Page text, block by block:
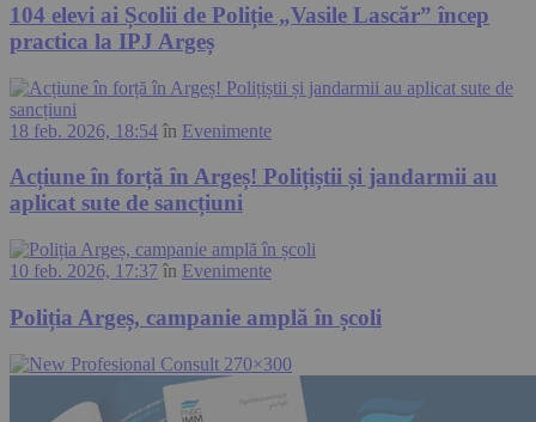
104 elevi ai Școlii de Poliție „Vasile Lascăr” încep
practica la IPJ Argeș
18 feb. 2026, 18:54 în Evenimente
Acțiune în forță în Argeș! Polițiștii și jandarmii au
aplicat sute de sancțiuni
10 feb. 2026, 17:37 în Evenimente
Poliția Argeș, campanie amplă în școli